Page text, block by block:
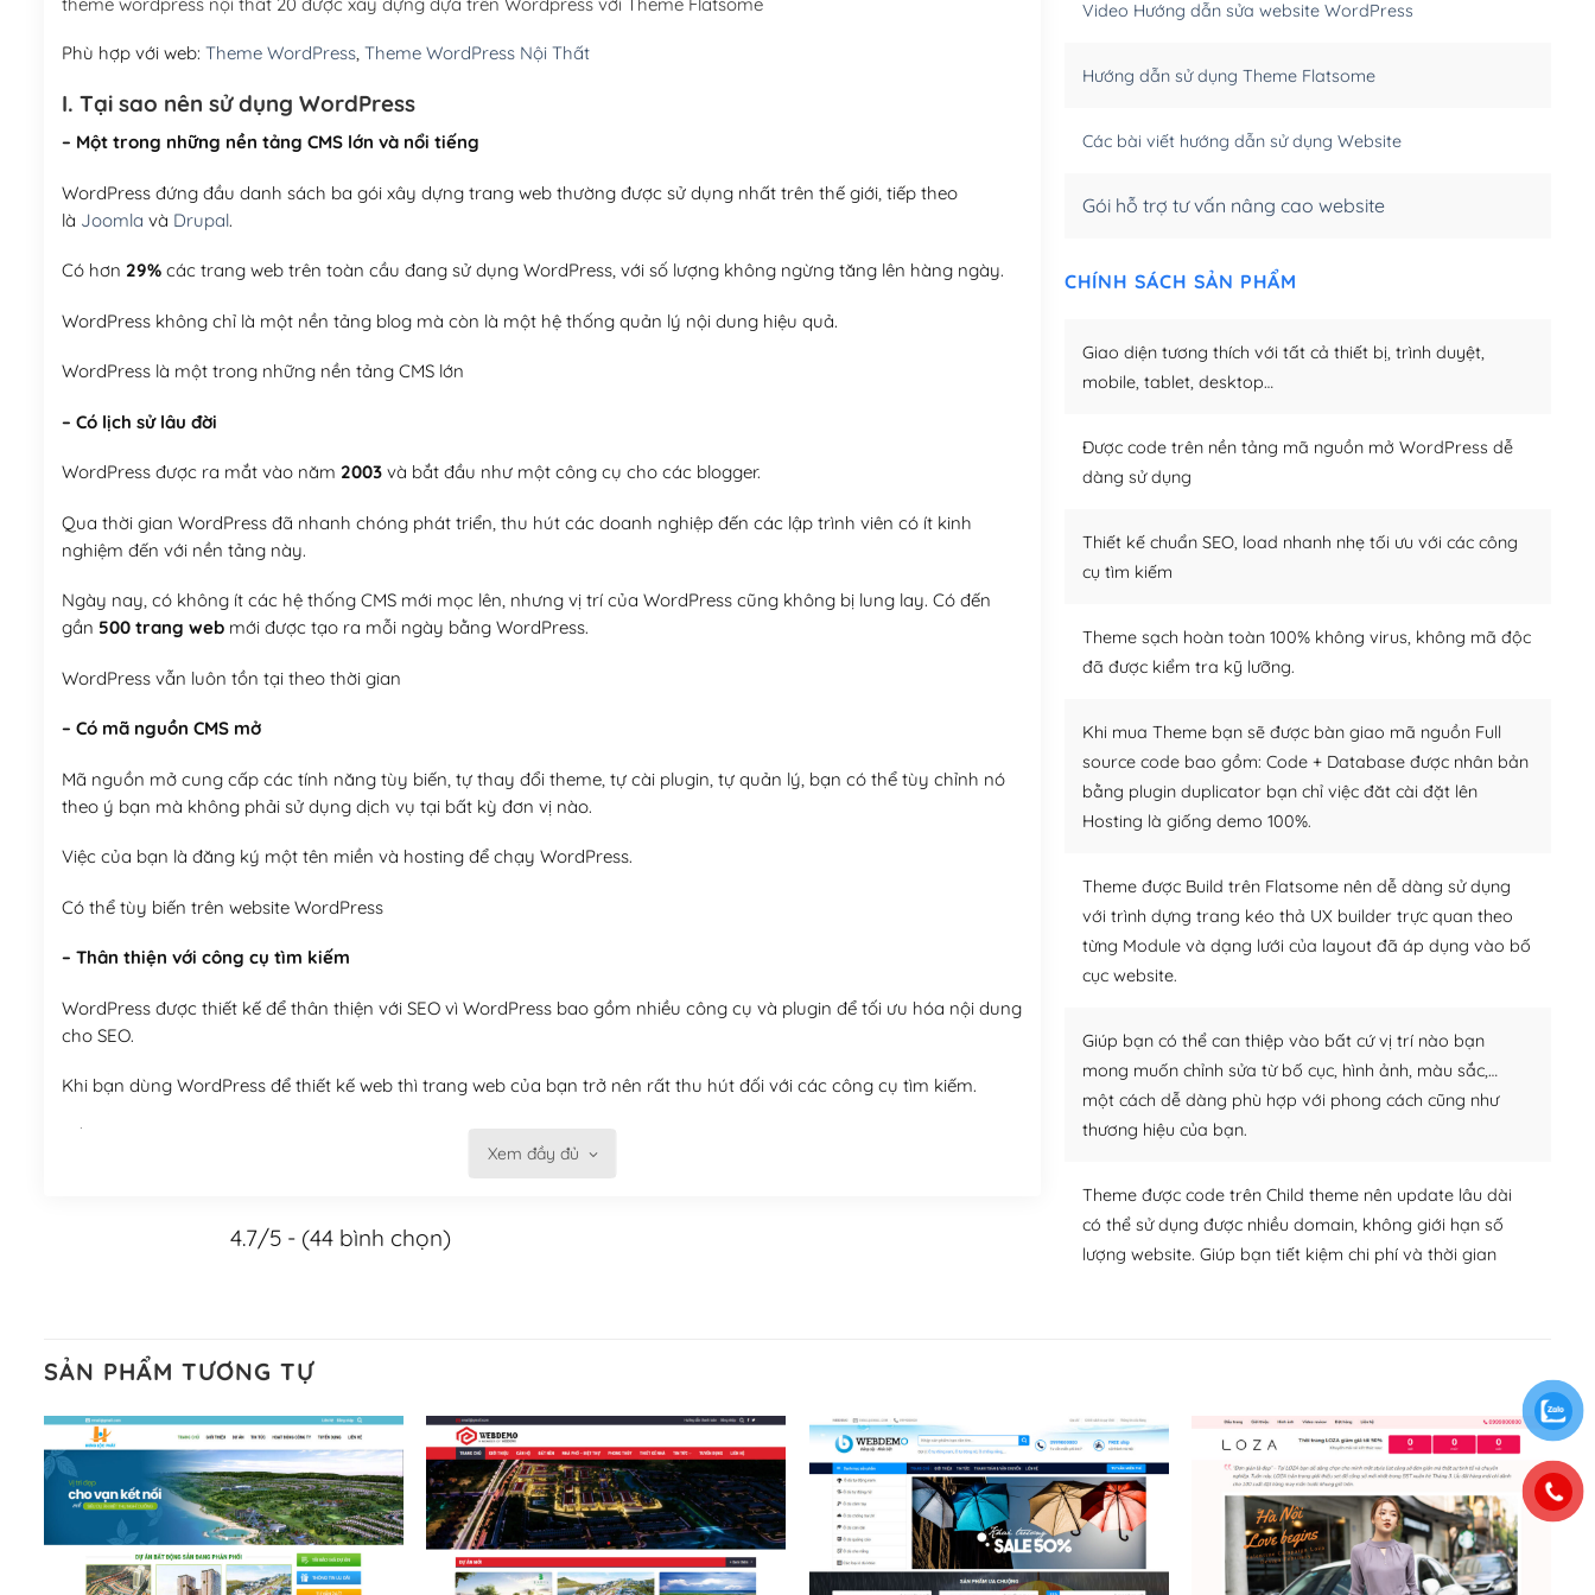
(+950,000₫)
theme wordpress nội thất 20 được xây dựng dựa trên Wordpress với Theme Flatsome
Phù hợp với web: Theme WordPress, Theme WordPress Nội Thất
I. Tại sao nên sử dụng WordPress
– Một trong những nền tảng CMS lớn và nổi tiếng
WordPress đứng đầu danh sách ba gói xây dựng trang web thường được sử dụng nhất trên thế giới, tiếp theo
là Joomla và Drupal.
Có hơn 29%các trang web trên toàn cầu đang sử dụng WordPress, với số lượng không ngừng tăng lên hàng ngày.
WordPress không chỉ là một nền tảng blog mà còn là một hệ thống quản lý nội dung hiệu quả.
WordPress là một trong những nền tảng CMS lớn
– Có lịch sử lâu đời
WordPress được ra mắt vào năm 2003và bắt đầu như một công cụ cho các blogger.
Qua thời gian WordPress đã nhanh chóng phát triển, thu hút các doanh nghiệp đến các lập trình viên có ít kinh
nghiệm đến với nền tảng này.
Ngày nay, có không ít các hệ thống CMS mới mọc lên, nhưng vị trí của WordPress cũng không bị lung lay. Có đến
gần 500 trang webmới được tạo ra mỗi ngày bằng WordPress.
WordPress vẫn luôn tồn tại theo thời gian
– Có mã nguồn CMS mở
Mã nguồn mở cung cấp các tính năng tùy biến, tự thay đổi theme, tự cài plugin, tự quản lý, bạn có thể tùy chỉnh nó
theo ý bạn mà không phải sử dụng dịch vụ tại bất kỳ đơn vị nào.
Việc của bạn là đăng ký một tên miền và hosting để chạy WordPress.
Có thể tùy biến trên website WordPress
– Thân thiện với công cụ tìm kiếm
WordPress được thiết kế để thân thiện với SEO vì WordPress bao gồm nhiều công cụ và plugin để tối ưu hóa nội dung
cho SEO.
Khi bạn dùng WordPress để thiết kế web thì trang web của bạn trở nên rất thu hút đối với các công cụ tìm kiếm.
Tối ưu hóa công cụ tìm kiếm
Khi bạn sử dụng WordPress, thì vấn đề giao diện của bạn trở nên dễ dàng và nhanh chóng. Với kho Theme
– Sở hữu một cộng đồng lớn, sẵn sàng hỗ trợ
WordPress là nơi lưu trữ cho một diễn đàn cộng đồng khổng lồ được kiểm duyệt bởi các nhân viên và những người
cuồng tín WordPress.
Nếu bạn gặp khó khăn, bạn có thể lên mạng và tìm kiếm những cộng đồng WordPress, họ sẽ giúp bạn trả lời, giải
Xem đầy đủ
4.7/5 - (44 bình chọn)
Video Hướng dẫn sửa website WordPress
Hướng dẫn sử dụng Theme Flatsome
Các bài viết hướng dẫn sử dụng Website
Gói hỗ trợ tư vấn nâng cao website
CHÍNH SÁCH SẢN PHẨM
Giao diện tương thích với tất cả thiết bị, trình duyệt,
mobile, tablet, desktop…
Được code trên nền tảng mã nguồn mở WordPress dễ
dàng sử dụng
Thiết kế chuẩn SEO, load nhanh nhẹ tối ưu với các công
cụ tìm kiếm
Theme sạch hoàn toàn 100% không virus, không mã độc
đã được kiểm tra kỹ lưỡng.
Khi mua Theme bạn sẽ được bàn giao mã nguồn Full
source code bao gồm: Code + Database được nhân bản
bằng plugin duplicator bạn chỉ việc đăt cài đặt lên
Hosting là giống demo 100%.
Theme được Build trên Flatsome nên dễ dàng sử dụng
với trình dựng trang kéo thả UX builder trực quan theo
từng Module và dạng lưới của layout đã áp dụng vào bố
cục website.
Giúp bạn có thể can thiệp vào bất cứ vị trí nào bạn
mong muốn chỉnh sửa từ bố cục, hình ảnh, màu sắc,…
một cách dễ dàng phù hợp với phong cách cũng như
thương hiệu của bạn.
Theme được code trên Child theme nên update lâu dài
có thể sử dụng được nhiều domain, không giới hạn số
lượng website. Giúp bạn tiết kiệm chi phí và thời gian
SẢN PHẨM TƯƠNG TỰ